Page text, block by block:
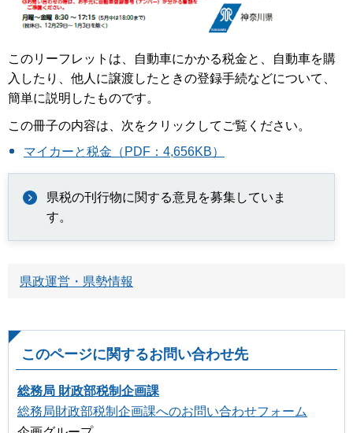
このリーフレットは、自動車にかかる税金と、自動車を購
入したり、他人に譲渡したときの登録手続などについて、
簡単に説明したものです。
この冊子の内容は、次をクリックしてご覧ください。
マイカーと税金（PDF：4,656KB）
県税の刊行物に関する意見を募集していま
す。
県政運営・県勢情報
このページに関するお問い合わせ先
総務局 財政部税制企画課
総務局財政部税制企画課へのお問い合わせフォーム